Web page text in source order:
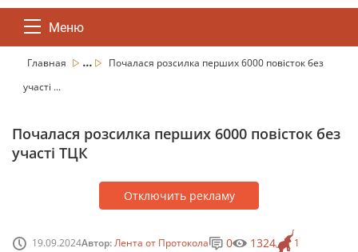
Меню
Главная ...
Почалася розсилка перших 6000 повісток без
участі ...
Почалася розсилка перших 6000 повісток без
участі ТЦК
Отключить рекламу
19.09.2024Автор:Лента от Протокола 1
0 1324